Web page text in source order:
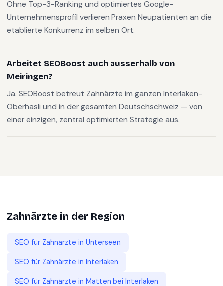
Ohne Top-3-Ranking und optimiertes Google-
Unternehmensprofil verlieren Praxen Neupatienten an die
etablierte Konkurrenz im selben Ort.
Arbeitet SEOBoost auch ausserhalb von
Meiringen?
Ja. SEOBoost betreut Zahnärzte im ganzen Interlaken-
Oberhasli und in der gesamten Deutschschweiz — von
einer einzigen, zentral optimierten Strategie aus.
Zahnärzte in der Region
SEO für Zahnärzte in Unterseen
SEO für Zahnärzte in Interlaken
SEO für Zahnärzte in Matten bei Interlaken